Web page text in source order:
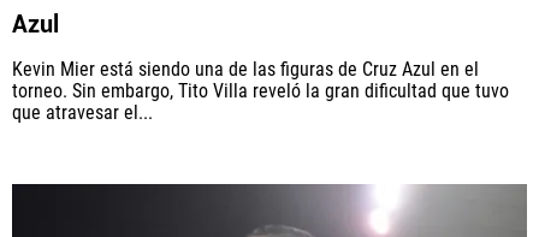
Azul
Kevin Mier está siendo una de las figuras de Cruz Azul en el
torneo. Sin embargo, Tito Villa reveló la gran dificultad que tuvo
que atravesar el...